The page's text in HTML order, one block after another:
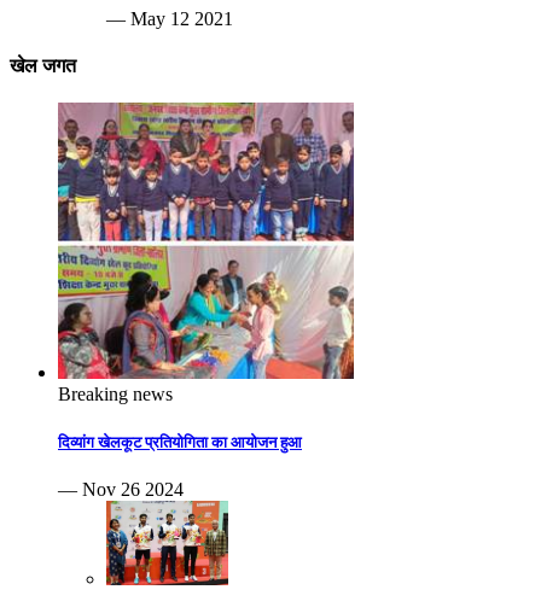
— May 12 2021
खेल जगत
Breaking news
दिव्यांग खेलकूट प्रतियोगिता का आयोजन हुआ
— Nov 26 2024